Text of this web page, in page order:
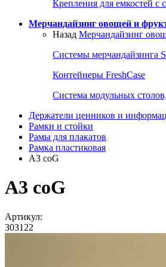
Крепления для емкостей с
Мерчандайзинг овощей и
Назад Мерчандайзинг
Системы мерчандайзинга
Контейнеры FreshCase
Система модульных
Держатели ценников и
Рамки и стойки
Рамы для плакатов
Рамка пластиковая
A3 coG
A3 coG
Артикул:
303122